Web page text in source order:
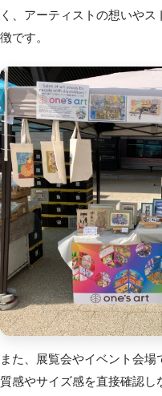
く、アーティストの想いや
徴です。
また、 展覧会やイベント会場
質感やサイズ感を直接確認し